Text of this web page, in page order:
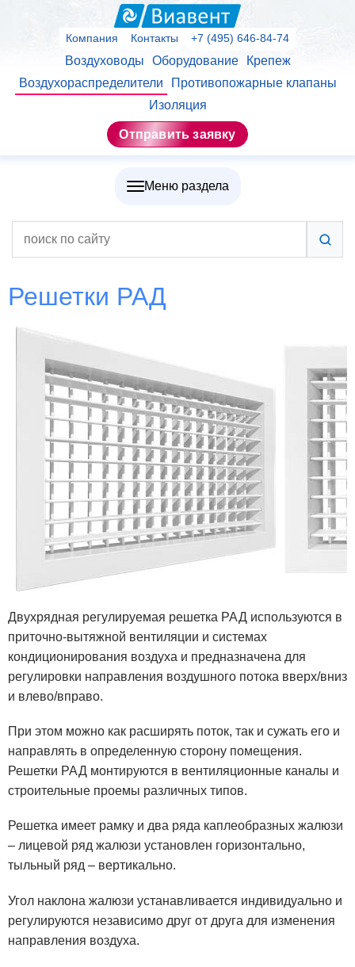
Компания Контакты +7 (495) 646-84-74
Воздуховоды Оборудование
Крепеж
Воздухораспределители
Противопожарные клапаны
Изоляция
Отправить заявку
Меню раздела
Решетки РАД
Двухрядная регулируемая решетка РАД используются в
приточно-вытяжной вентиляции и системах
кондиционирования воздуха и предназначена для
регулировки направления воздушного потока вверх/вниз
и влево/вправо.
При этом можно как расширять поток, так и сужать его и
направлять в определенную сторону помещения.
Решетки РАД монтируются в вентиляционные каналы и
строительные проемы различных типов.
Решетка имеет рамку и два ряда каплеобразных жалюзи
– лицевой ряд жалюзи установлен горизонтально,
тыльный ряд – вертикально.
Угол наклона жалюзи устанавливается индивидуально и
регулируются независимо друг от друга для изменения
направления воздуха.